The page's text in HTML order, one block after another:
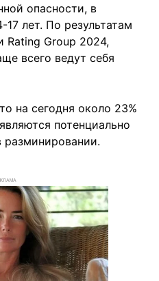
опасности, в
17 лет. По результатам
Group 2024,
всего ведут себя
на сегодня около 23%
потенциально